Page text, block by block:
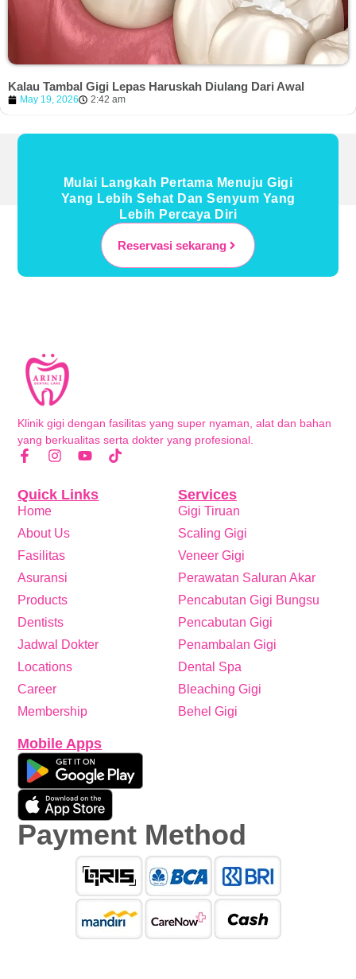
Kalau Tambal Gigi Lepas Haruskah Diulang Dari Awal
May 19, 2026 2:42 am
Mulai Langkah Pertama Menuju Gigi
Yang Lebih Sehat Dan Senyum Yang
Lebih Percaya Diri
Reservasi sekarang
Klinik gigi dengan fasilitas yang super nyaman, alat dan bahan
yang berkualitas serta dokter yang profesional.
Services
Gigi Tiruan
Scaling Gigi
Veneer Gigi
Perawatan Saluran Akar
Pencabutan Gigi Bungsu
Pencabutan Gigi
Penambalan Gigi
Dental Spa
Bleaching Gigi
Behel Gigi
Quick Links
Home
About Us
Fasilitas
Asuransi
Products
Dentists
Jadwal Dokter
Locations
Career
Membership
Mobile Apps
Payment Method